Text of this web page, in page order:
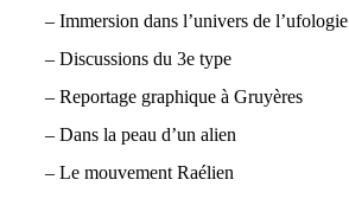
– Immersion dans l’univers de l’ufologie
– Discussions du 3e type
– Reportage graphique à Gruyères
– Dans la peau d’un alien
– Le mouvement Raélien